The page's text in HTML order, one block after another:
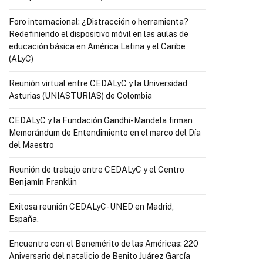
Foro internacional: ¿Distracción o herramienta?
Redefiniendo el dispositivo móvil en las aulas de
educación básica en América Latina y el Caribe
(ALyC)
Reunión virtual entre CEDALyC y la Universidad
Asturias (UNIASTURIAS) de Colombia
CEDALyC y la Fundación Gandhi-Mandela firman
Memorándum de Entendimiento en el marco del Día
del Maestro
Reunión de trabajo entre CEDALyC y el Centro
Benjamín Franklin
Exitosa reunión CEDALyC-UNED en Madrid,
España.
Encuentro con el Benemérito de las Américas: 220
Aniversario del natalicio de Benito Juárez García